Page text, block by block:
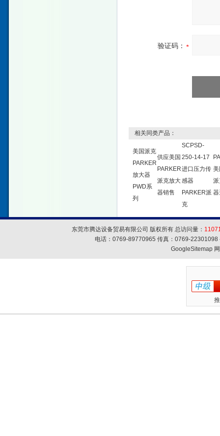
验证码：
相关同类产品：
美国派克
PARKER
放大器
PWD系
列
供应美国
PARKER
派克放大
器销售
SCPSD-
250-14-17
进口压力传
感器
PARKER派
克
美
派
器
东莞市腾达设备贸易有限公司 版权所有 总访问量：
电话：0769-89770965 传真：0769-
GoogleSitemap网